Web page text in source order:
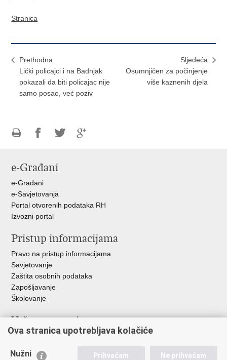
Stranica
Prethodna
Lički policajci i na Badnjak
pokazali da biti policajac nije
samo posao, već poziv
Sljedeća
Osumnjičen za počinjenje
više kaznenih djela
FacebookuTwitteru
e-Građani
e-Građani
e-Savjetovanja
Portal otvorenih podataka RH
Izvozni portal
Pristup informacijama
Pravo na pristup informacijama
Savjetovanje
Zaštita osobnih podataka
Zapošljavanje
Školovanje
Važne poveznice
Ministarstvo unutarnjih poslova
Udruge
Ova stranica upotrebljava kolačiće
Nužni Prihvaćam Ne prihvaćam